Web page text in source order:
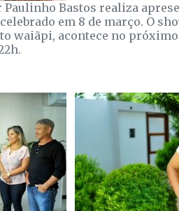
Bastos realiza
em 8 de março. O
waiãpi, acontece no